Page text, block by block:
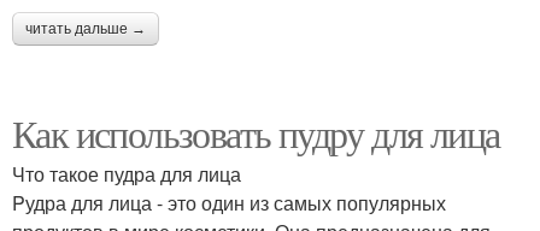
читать дальше →
Как использовать пудру для лица
Что такое пудра для лица
Pудра для лица - это один из самых популярных